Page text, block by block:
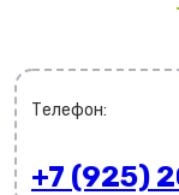
Телефон:
+7 (925)